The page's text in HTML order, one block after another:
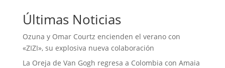
Últimas Noticias
Ozuna y Omar Courtz encienden el verano con
«ZIZI», su explosiva nueva colaboración
La Oreja de Van Gogh regresa a Colombia con Amaia